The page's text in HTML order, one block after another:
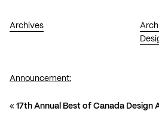
Archives
Announcement:
« 17th Annual Best of Canada Design